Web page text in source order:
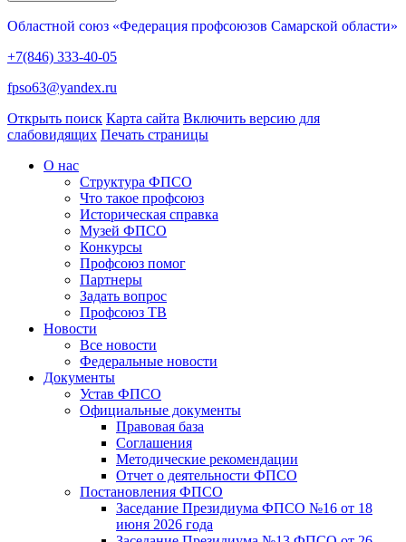
Областной союз «Федерация профсоюзов Самарской области»
+7(846) 333-40-05
fpso63@yandex.ru
Открыть поиск Карта сайта Включить версию для
слабовидящих Печать страницы
О нас
Структура ФПСО
Что такое профсоюз
Историческая справка
Музей ФПСО
Конкурсы
Профсоюз помог
Партнеры
Задать вопрос
Профсоюз ТВ
Новости
Все новости
Федеральные новости
Документы
Устав ФПСО
Официальные документы
Правовая база
Соглашения
Методические рекомендации
Отчет о деятельности ФПСО
Постановления ФПСО
Заседание Президиума ФПСО №16 от 18
июня 2026 года